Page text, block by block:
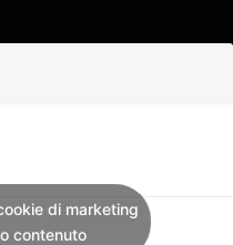
di marketing
contenuto